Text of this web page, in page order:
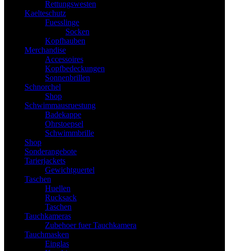
Rettungswesten
Kaelteschutz
Fuesslinge
Socken
Kopfhauben
Merchandise
Accessoires
Kopfbedeckungen
Sonnenbrillen
Schnorchel
Shop
Schwimmausruestung
Badekappe
Ohrstoepsel
Schwimmbrille
Shop
Sonderangebote
Tarierjackets
Gewichtguertel
Taschen
Huellen
Rucksack
Taschen
Tauchkameras
Zubehoer fuer Tauchkamera
Tauchmasken
Einglas